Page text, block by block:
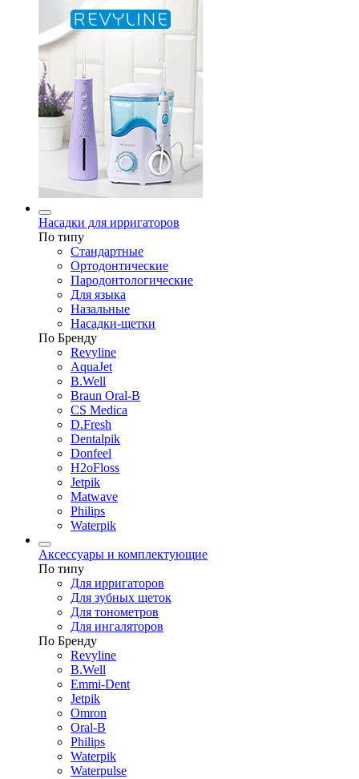
Насадки для ирригаторов
По типу
Стандартные
Ортодонтические
Пародонтологические
Для языка
Назальные
Насадки-щетки
По Бренду
Revyline
AquaJet
B.Well
Braun Oral-B
CS Medica
D.Fresh
Dentalpik
Donfeel
H2oFloss
Jetpik
Matwave
Philips
Waterpik
Аксессуары и комплектующие
По типу
Для ирригаторов
Для зубных щеток
Для тонометров
Для ингаляторов
По Бренду
Revyline
B.Well
Emmi-Dent
Jetpik
Omron
Oral-B
Philips
Waterpik
Waterpulse